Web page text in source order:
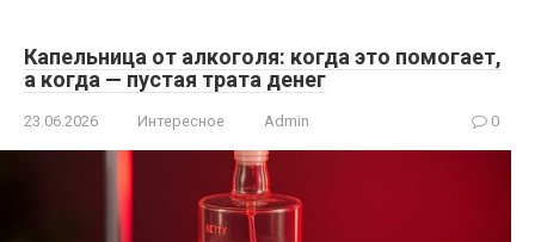
Капельница от алкоголя: когда это помогает,
а когда — пустая трата денег
23.06.2026 Интересное Admin 0